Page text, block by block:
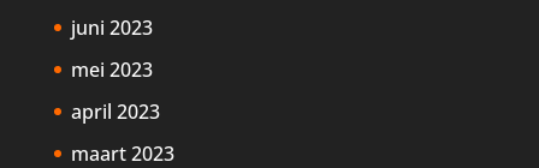
juni 2023
mei 2023
april 2023
maart 2023